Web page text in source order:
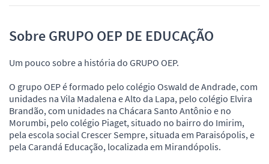
Sobre GRUPO OEP DE EDUCAÇÃO
Um pouco sobre a história do GRUPO OEP.
O grupo OEP é formado pelo colégio Oswald de Andrade, com
unidades na Vila Madalena e Alto da Lapa, pelo colégio Elvira
Brandão, com unidades na Chácara Santo Antônio e no
Morumbi, pelo colégio Piaget, situado no bairro do Imirim,
pela escola social Crescer Sempre, situada em Paraisópolis, e
pela Carandá Educação, localizada em Mirandópolis.